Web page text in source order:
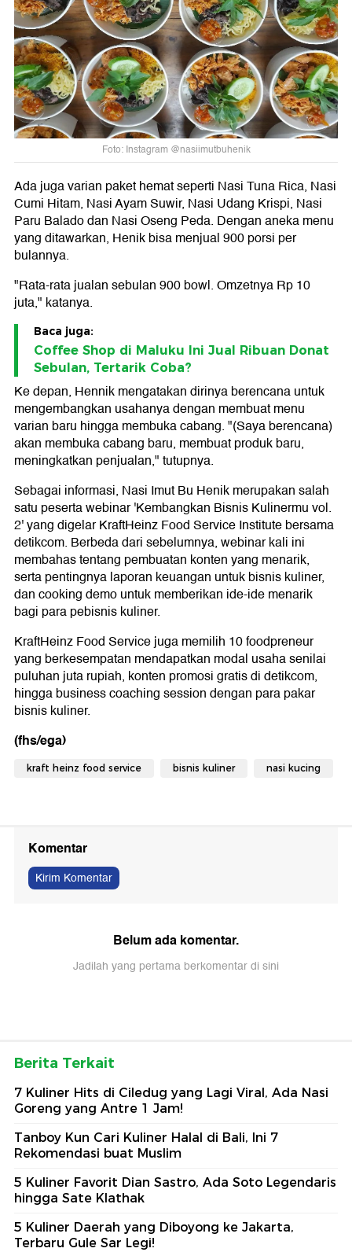
Foto: Instagram @nasiimutbuhenik
Ada juga varian paket hemat seperti Nasi Tuna Rica, Nasi
Cumi Hitam, Nasi Ayam Suwir, Nasi Udang Krispi, Nasi
Paru Balado dan Nasi Oseng Peda. Dengan aneka menu
yang ditawarkan, Henik bisa menjual 900 porsi per
bulannya.
"Rata-rata jualan sebulan 900 bowl. Omzetnya Rp 10
juta," katanya.
Baca juga:
Coffee Shop di Maluku Ini Jual Ribuan Donat
Sebulan, Tertarik Coba?
Ke depan, Hennik mengatakan dirinya berencana untuk
mengembangkan usahanya dengan membuat menu
varian baru hingga membuka cabang. "(Saya berencana)
akan membuka cabang baru, membuat produk baru,
meningkatkan penjualan," tutupnya.
Sebagai informasi, Nasi Imut Bu Henik merupakan salah
satu peserta webinar 'Kembangkan Bisnis Kulinermu vol.
2' yang digelar KraftHeinz Food Service Institute bersama
detikcom. Berbeda dari sebelumnya, webinar kali ini
membahas tentang pembuatan konten yang menarik,
serta pentingnya laporan keuangan untuk bisnis kuliner,
dan cooking demo untuk memberikan ide-ide menarik
bagi para pebisnis kuliner.
KraftHeinz Food Service juga memilih 10 foodpreneur
yang berkesempatan mendapatkan modal usaha senilai
puluhan juta rupiah, konten promosi gratis di detikcom,
hingga business coaching session dengan para pakar
bisnis kuliner.
(fhs/ega)
kraft heinz food service bisnis kuliner nasi kucing
Komentar
Kirim Komentar
Belum ada komentar.
Jadilah yang pertama berkomentar di sini
Berita Terkait
7 Kuliner Hits di Ciledug yang Lagi Viral, Ada Nasi
Goreng yang Antre 1 Jam!
Tanboy Kun Cari Kuliner Halal di Bali, Ini 7
Rekomendasi buat Muslim
5 Kuliner Favorit Dian Sastro, Ada Soto Legendaris
hingga Sate Klathak
5 Kuliner Daerah yang Diboyong ke Jakarta,
Terbaru Gule Sar Legi!